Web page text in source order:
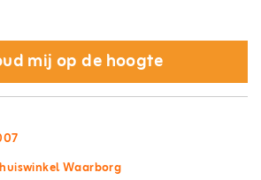
mij op de hoogte
Waarborg